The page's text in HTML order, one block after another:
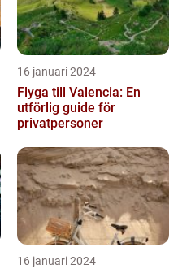
16 januari 2024
Flyga till Valencia: En
utförlig guide för
privatpersoner
16 januari 2024